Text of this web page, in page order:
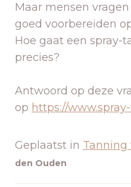
Maar mensen
goed voorbereiden
Hoe gaat een spray-
precies?
Antwoord op deze
op https://
Geplaatst in Tanning
den Ouden